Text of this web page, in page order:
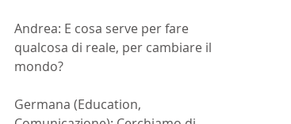
Andrea: E cosa serve per fare
qualcosa di reale, per cambiare il
mondo?
Germana (Education,